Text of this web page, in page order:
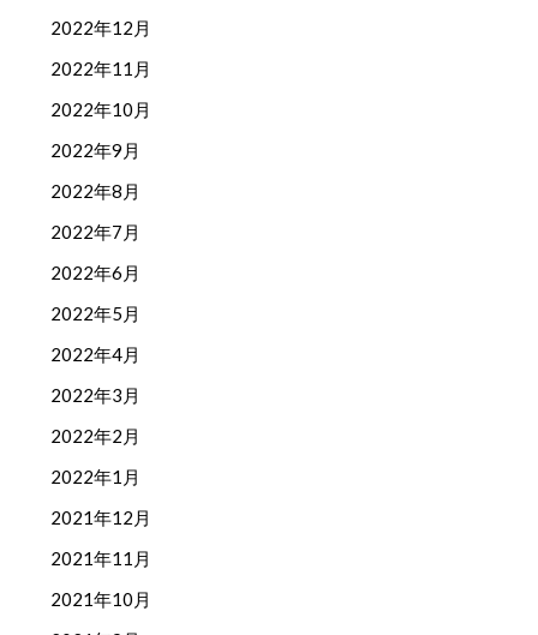
2022年12月
2022年11月
2022年10月
2022年9月
2022年8月
2022年7月
2022年6月
2022年5月
2022年4月
2022年3月
2022年2月
2022年1月
2021年12月
2021年11月
2021年10月